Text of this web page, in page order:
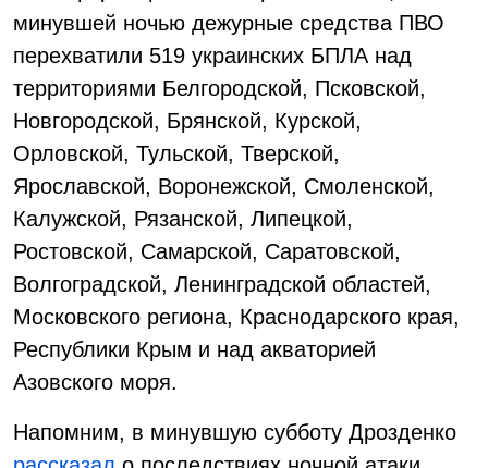
минувшей ночью дежурные средства ПВО
перехватили 519 украинских БПЛА над
территориями Белгородской, Псковской,
Новгородской, Брянской, Курской,
Орловской, Тульской, Тверской,
Ярославской, Воронежской, Смоленской,
Калужской, Рязанской, Липецкой,
Ростовской, Самарской, Саратовской,
Волгоградской, Ленинградской областей,
Московского региона, Краснодарского края,
Республики Крым и над акваторией
Азовского моря.
Напомним, в минувшую субботу Дрозденко